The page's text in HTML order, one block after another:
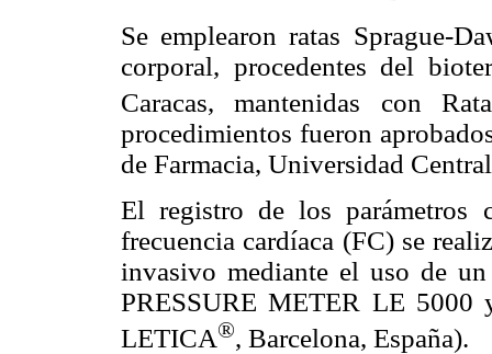
Se emplearon ratas Sprague-
corporal, procedentes del
Caracas, mantenidas con
procedimientos fueron
de Farmacia, Universidad
El registro de los parámetros
frecuencia cardíaca (FC) se
invasivo mediante el uso de
PRESSURE METER LE
LETICA®, Barcelona, España).